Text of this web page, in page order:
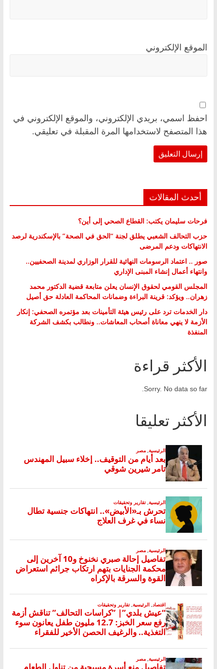
الموقع الإلكتروني
احفظ اسمي، بريدي الإلكتروني، والموقع الإلكتروني في
هذا المتصفح لاستخدامها المرة المقبلة في تعليقي.
أحدث المقالات
فرحات سليمان يكتب: القطاع الصحي إلى أين؟
حزب التحالف الشعبي يطلق لجنة “الحق في الصحة” بالإسكندرية لرصد
الانتهاكات ودعم المرضى
صور .. اعتماد الرسومات النهائية للقرار الوزاري لمدينة الصحفيين..
وانتهاء أعمال إنشاء المبنى الإداري
المجلس القومي لحقوق الإنسان يعلن متابعة قضية الدكتور محمد
زهران.. ويؤكد: قرينة البراءة وضمانات المحاكمة العادلة حق أصيل
دار الخدمات ترد على رئيس هيئة التأمينات بعد مؤتمره الصحفي: إنكار
الأزمة لا ينهي معاناة أصحاب المعاشات.. ونطالب بكشف الشركة
المنفذة
الأكثر قراءة
Sorry. No data so far.
الأكثر تعليقا